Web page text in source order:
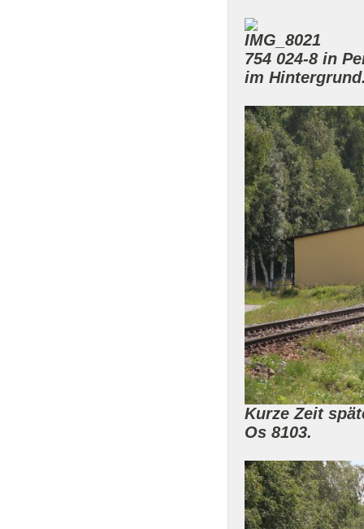
754 024-8 in
im
Kurze Zeit
Os 8103.